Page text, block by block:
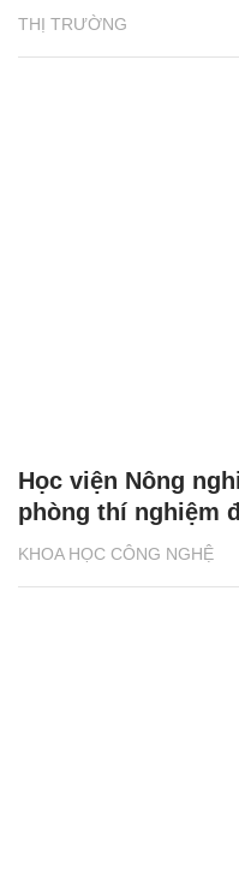
THỊ TRƯỜNG
KHOA HỌC CÔNG NGHỆ
Học viện Nông
phòng thí nghiệm